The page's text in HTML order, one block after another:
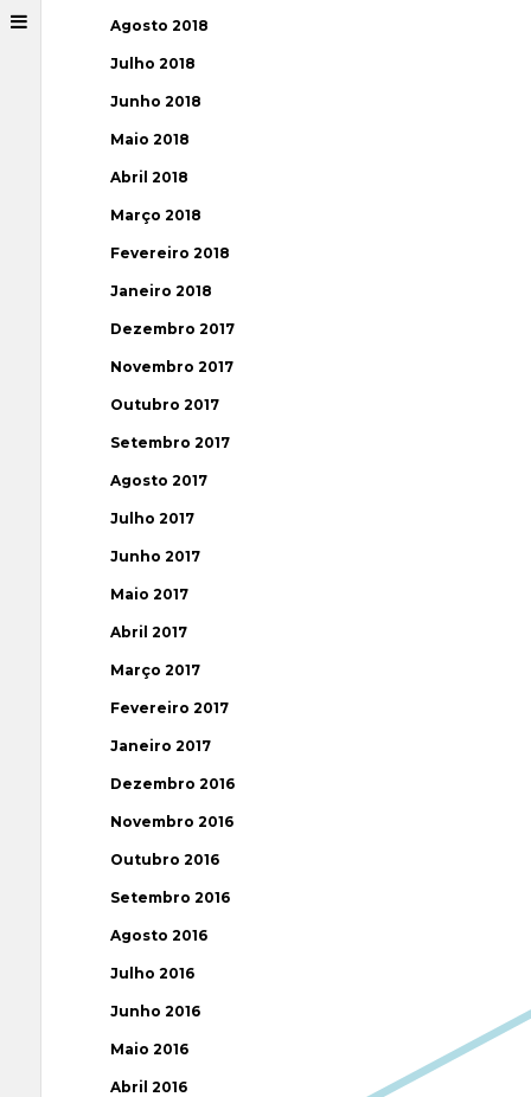
Agosto 2018
Julho 2018
Junho 2018
Maio 2018
Abril 2018
Março 2018
Fevereiro 2018
Janeiro 2018
Dezembro 2017
Novembro 2017
Outubro 2017
Setembro 2017
Agosto 2017
Julho 2017
Junho 2017
Maio 2017
Abril 2017
Março 2017
Fevereiro 2017
Janeiro 2017
Dezembro 2016
Novembro 2016
Outubro 2016
Setembro 2016
Agosto 2016
Julho 2016
Junho 2016
Maio 2016
Abril 2016